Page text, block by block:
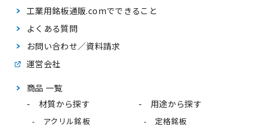
工業用銘板通販.comでできること
よくある質問
お問い合わせ／資料請求
運営会社
商品 一覧
材質から探す
アクリル銘板
用途から探す
定格銘板